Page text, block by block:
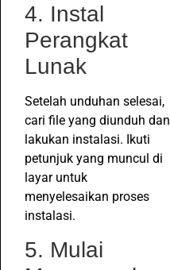
4. Instal
Perangkat
Lunak
Setelah unduhan selesai,
cari file yang diunduh dan
lakukan instalasi. Ikuti
petunjuk yang muncul di
layar untuk
menyelesaikan proses
instalasi.
5. Mulai